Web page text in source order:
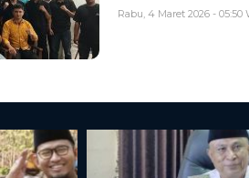
Rabu, 4 Maret 2026 - 05:50